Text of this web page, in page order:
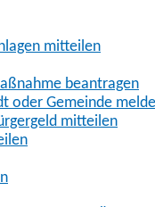
mitteilen
beantragen
oder Gemeinde
mitteilen